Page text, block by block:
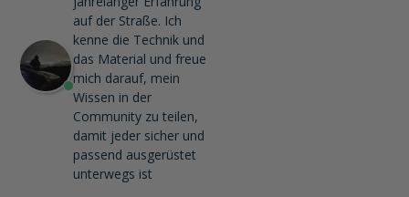
auf der Straße. Ich
kenne die Technik und
das Material und freue
mich darauf, mein
Wissen in der
Community zu teilen,
damit jeder sicher und
passend ausgerüstet
unterwegs ist